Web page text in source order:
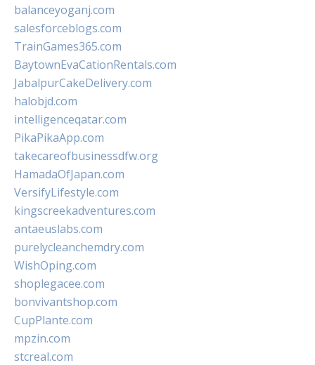
balanceyoganj.com
salesforceblogs.com
TrainGames365.com
BaytownEvaCationRentals.com
JabalpurCakeDelivery.com
halobjd.com
intelligenceqatar.com
PikaPikaApp.com
takecareofbusinessdfw.org
HamadaOfJapan.com
VersifyLifestyle.com
kingscreekadventures.com
antaeuslabs.com
purelycleanchemdry.com
WishOping.com
shoplegacee.com
bonvivantshop.com
CupPlante.com
mpzin.com
stcreal.com